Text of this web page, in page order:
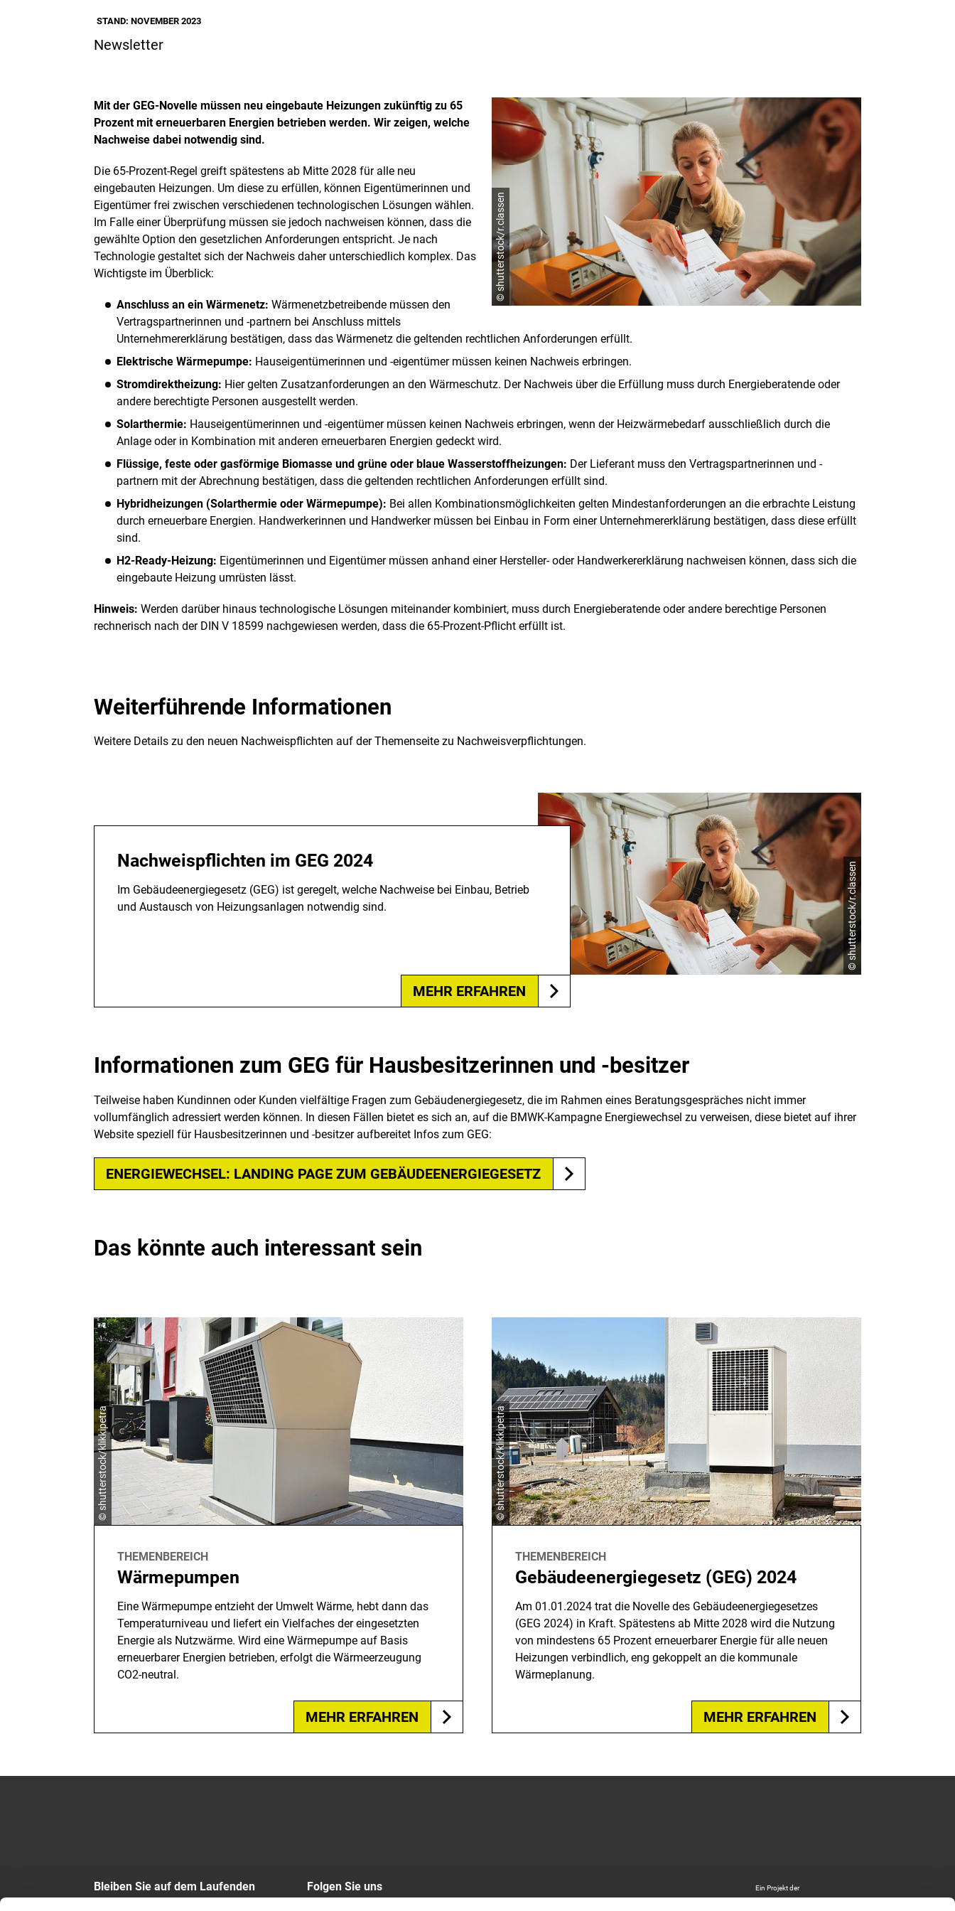
STAND: NOVEMBER 2023
Newsletter
© shutterstock/r.classen
Mit der GEG-Novelle müssen neu eingebaute Heizungen zukünftig zu 65
Prozent mit erneuerbaren Energien betrieben werden. Wir zeigen, welche
Nachweise dabei notwendig sind.
Die 65-Prozent-Regel greift spätestens ab Mitte 2028 für alle neu
eingebauten Heizungen. Um diese zu erfüllen, können Eigentümerinnen und
Eigentümer frei zwischen verschiedenen technologischen Lösungen wählen.
Im Falle einer Überprüfung müssen sie jedoch nachweisen können, dass die
gewählte Option den gesetzlichen Anforderungen entspricht. Je nach
Technologie gestaltet sich der Nachweis daher unterschiedlich komplex. Das
Wichtigste im Überblick:
Anschluss an ein Wärmenetz: Wärmenetzbetreibende müssen den
Vertragspartnerinnen und -partnern bei Anschluss mittels
Unternehmererklärung bestätigen, dass das Wärmenetz die geltenden rechtlichen Anforderungen erfüllt.
Elektrische Wärmepumpe: Hauseigentümerinnen und -eigentümer müssen keinen Nachweis erbringen.
Stromdirektheizung: Hier gelten Zusatzanforderungen an den Wärmeschutz. Der Nachweis über die Erfüllung muss durch Energieberatende oder
andere berechtigte Personen ausgestellt werden.
Solarthermie: Hauseigentümerinnen und -eigentümer müssen keinen Nachweis erbringen, wenn der Heizwärmebedarf ausschließlich durch die
Anlage oder in Kombination mit anderen erneuerbaren Energien gedeckt wird.
Flüssige, feste oder gasförmige Biomasse und grüne oder blaue Wasserstoffheizungen: Der Lieferant muss den Vertragspartnerinnen und -
partnern mit der Abrechnung bestätigen, dass die geltenden rechtlichen Anforderungen erfüllt sind.
Hybridheizungen (Solarthermie oder Wärmepumpe): Bei allen Kombinationsmöglichkeiten gelten Mindestanforderungen an die erbrachte Leistung
durch erneuerbare Energien. Handwerkerinnen und Handwerker müssen bei Einbau in Form einer Unternehmererklärung bestätigen, dass diese erfüllt
sind.
H2-Ready-Heizung: Eigentümerinnen und Eigentümer müssen anhand einer Hersteller- oder Handwerkererklärung nachweisen können, dass sich die
eingebaute Heizung umrüsten lässt.
Hinweis: Werden darüber hinaus technologische Lösungen miteinander kombiniert, muss durch Energieberatende oder andere berechtige Personen
rechnerisch nach der DIN V 18599 nachgewiesen werden, dass die 65-Prozent-Pflicht erfüllt ist.
Weiterführende Informationen
Weitere Details zu den neuen Nachweispflichten auf der Themenseite zu Nachweisverpflichtungen.
© shutterstock/r.classen
Nachweispflichten im GEG 2024
Im Gebäudeenergiegesetz (GEG) ist geregelt, welche Nachweise bei Einbau, Betrieb
und Austausch von Heizungsanlagen notwendig sind.
MEHR ERFAHREN
Informationen zum GEG für Hausbesitzerinnen und -besitzer
Teilweise haben Kundinnen oder Kunden vielfältige Fragen zum Gebäudenergiegesetz, die im Rahmen eines Beratungsgespräches nicht immer
vollumfänglich adressiert werden können. In diesen Fällen bietet es sich an, auf die BMWK-Kampagne Energiewechsel zu verweisen, diese bietet auf ihrer
Website speziell für Hausbesitzerinnen und -besitzer aufbereitet Infos zum GEG:
ENERGIEWECHSEL: LANDING PAGE ZUM GEBÄUDEENERGIEGESETZ
Das könnte auch interessant sein
© shutterstock/klikkipetra
THEMENBEREICH
Wärmepumpen
Eine Wärmepumpe entzieht der Umwelt Wärme, hebt dann das
Temperaturniveau und liefert ein Vielfaches der eingesetzten
Energie als Nutzwärme. Wird eine Wärmepumpe auf Basis
erneuerbarer Energien betrieben, erfolgt die Wärmeerzeugung
CO2-neutral.
MEHR ERFAHREN
© shutterstock/klikkipetra
THEMENBEREICH
Gebäudeenergiegesetz (GEG) 2024
Am 01.01.2024 trat die Novelle des Gebäudeenergiegesetzes
(GEG 2024) in Kraft. Spätestens ab Mitte 2028 wird die Nutzung
von mindestens 65 Prozent erneuerbarer Energie für alle neuen
Heizungen verbindlich, eng gekoppelt an die kommunale
Wärmeplanung.
MEHR ERFAHREN
Bleiben Sie auf dem Laufenden Folgen Sie uns
Logo
Ein Projekt der